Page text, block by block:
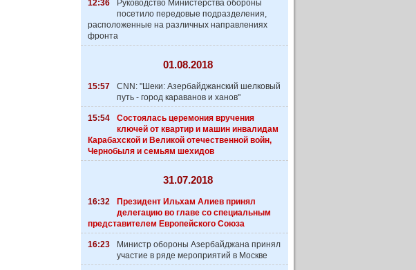
12:36
Руководство Министерства обороны
посетило передовые подразделения,
расположенные на различных направлениях
фронта
01.08.2018
15:57
CNN: "Шеки: Азербайджанский шелковый
путь - город караванов и ханов"
15:54
Состоялась церемония вручения
ключей от квартир и машин инвалидам
Карабахской и Великой отечественной войн,
Чернобыля и семьям шехидов
31.07.2018
16:32
Президент Ильхам Алиев принял
делегацию во главе со специальным
представителем Европейского Союза
16:23
Министр обороны Азербайджана принял
участие в ряде мероприятий в Москве